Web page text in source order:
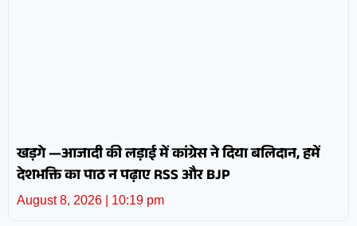
खड़गे —आजादी की लड़ाई में कांग्रेस ने दिया बलिदान, हमें
देशभक्ति का पाठ न पढ़ाए RSS और BJP
August 8, 2026 10:19 pm